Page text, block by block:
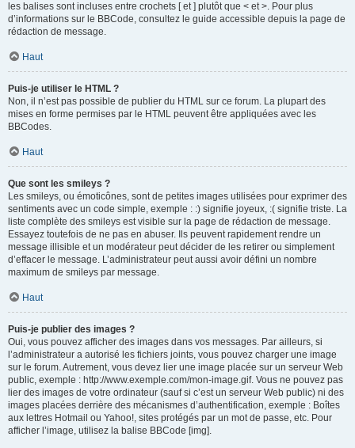
les balises sont incluses entre crochets [ et ] plutôt que < et >. Pour plus
d’informations sur le BBCode, consultez le guide accessible depuis la page de
rédaction de message.
Haut
Puis-je utiliser le HTML ?
Non, il n’est pas possible de publier du HTML sur ce forum. La plupart des
mises en forme permises par le HTML peuvent être appliquées avec les
BBCodes.
Haut
Que sont les smileys ?
Les smileys, ou émoticônes, sont de petites images utilisées pour exprimer des
sentiments avec un code simple, exemple : :) signifie joyeux, :( signifie triste. La
liste complète des smileys est visible sur la page de rédaction de message.
Essayez toutefois de ne pas en abuser. Ils peuvent rapidement rendre un
message illisible et un modérateur peut décider de les retirer ou simplement
d’effacer le message. L’administrateur peut aussi avoir défini un nombre
maximum de smileys par message.
Haut
Puis-je publier des images ?
Oui, vous pouvez afficher des images dans vos messages. Par ailleurs, si
l’administrateur a autorisé les fichiers joints, vous pouvez charger une image
sur le forum. Autrement, vous devez lier une image placée sur un serveur Web
public, exemple : http://www.exemple.com/mon-image.gif. Vous ne pouvez pas
lier des images de votre ordinateur (sauf si c’est un serveur Web public) ni des
images placées derrière des mécanismes d’authentification, exemple : Boîtes
aux lettres Hotmail ou Yahoo!, sites protégés par un mot de passe, etc. Pour
afficher l’image, utilisez la balise BBCode [img].